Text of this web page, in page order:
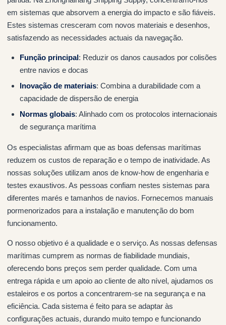
em sistemas que absorvem a energia do impacto e são fiáveis.
Estes sistemas cresceram com novos materiais e desenhos,
satisfazendo as necessidades actuais da navegação.
Função principal: Reduzir os danos causados por colisões
entre navios e docas
Inovação de materiais: Combina a durabilidade com a
capacidade de dispersão de energia
Normas globais: Alinhado com os protocolos internacionais
de segurança marítima
Os especialistas afirmam que as boas defensas marítimas
reduzem os custos de reparação e o tempo de inatividade. As
nossas soluções utilizam anos de know-how de engenharia e
testes exaustivos. As pessoas confiam nestes sistemas para
diferentes marés e tamanhos de navios. Fornecemos manuais
pormenorizados para a instalação e manutenção do bom
funcionamento.
O nosso objetivo é a qualidade e o serviço. As nossas defensas
marítimas cumprem as normas de fiabilidade mundiais,
oferecendo bons preços sem perder qualidade. Com uma
entrega rápida e um apoio ao cliente de alto nível, ajudamos os
estaleiros e os portos a concentrarem-se na segurança e na
eficiência. Cada sistema é feito para se adaptar às
configurações actuais, durando muito tempo e funcionando